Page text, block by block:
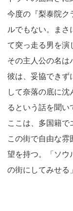
今度の『梨泰院ク
ルでもない。まさ
て突っ走る男を演
その主人公の名は
彼は、妥協できず
して奈落の底に
るという話を聞い
ここは、多国籍で
この街で自由な雰
望を持つ。「ソウ
の街にしてみせる